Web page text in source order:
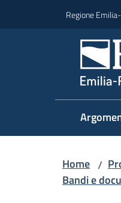
Regione
Home /
Bandi e